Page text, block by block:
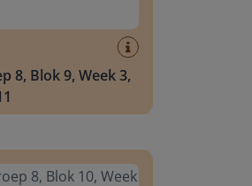
8, Blok 9, Week 3,